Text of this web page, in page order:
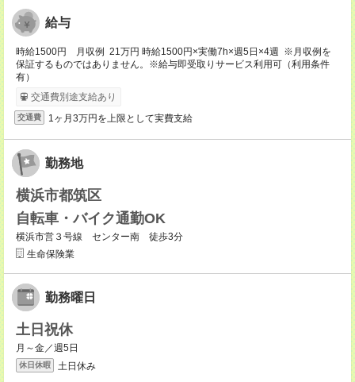
給与
時給1500円 月収例 21万円 時給1500円×実働7h×週5日×4週 ※月収例を
保証するものではありません。※給与即受取りサービス利用可（利用条件
有）
交通費別途支給あり
交通費 1ヶ月3万円を上限として実費支給
勤務地
横浜市都筑区
自転車・バイク通勤OK
横浜市営３号線 センター南 徒歩3分
生命保険業
勤務曜日
土日祝休
月～金／週5日
休日休暇 土日休み